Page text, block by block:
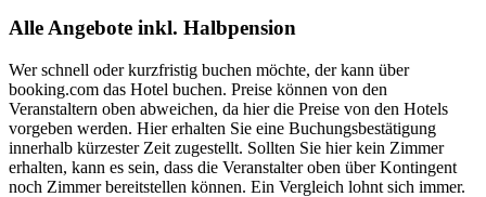
Alle Angebote inkl. Halbpension
Wer schnell oder kurzfristig buchen möchte, der kann über
booking.com das Hotel buchen. Preise können von den
Veranstaltern oben abweichen, da hier die Preise von den Hotels
vorgeben werden. Hier erhalten Sie eine Buchungsbestätigung
innerhalb kürzester Zeit zugestellt. Sollten Sie hier kein Zimmer
erhalten, kann es sein, dass die Veranstalter oben über Kontingent
noch Zimmer bereitstellen können. Ein Vergleich lohnt sich immer.